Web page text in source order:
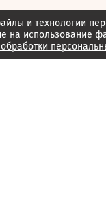
и технологии
на использование